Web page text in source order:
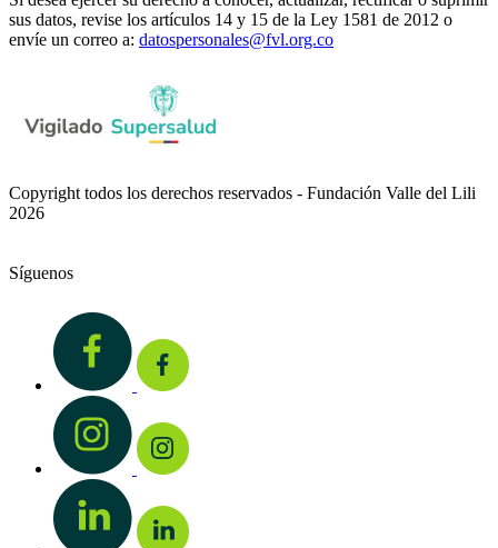
sus datos, revise los artículos 14 y 15 de la Ley 1581 de 2012 o
envíe un correo a: datospersonales@fvl.org.co
Copyright todos los derechos reservados - Fundación Valle del Lili
2026
Síguenos